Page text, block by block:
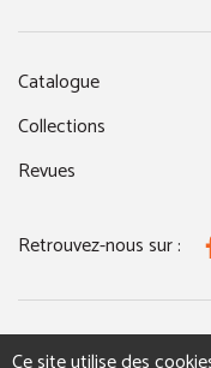
Catalogue
Collections
Revues
Retrouvez-nous sur :